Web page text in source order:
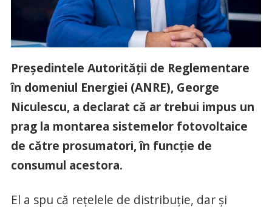
Președintele Autorității de Reglementare
în domeniul Energiei (ANRE), George
Niculescu, a declarat că ar trebui impus un
prag la montarea sistemelor fotovoltaice
de către prosumatori, în funcție de
consumul acestora.
El a spu că rețelele de distribuție, dar și